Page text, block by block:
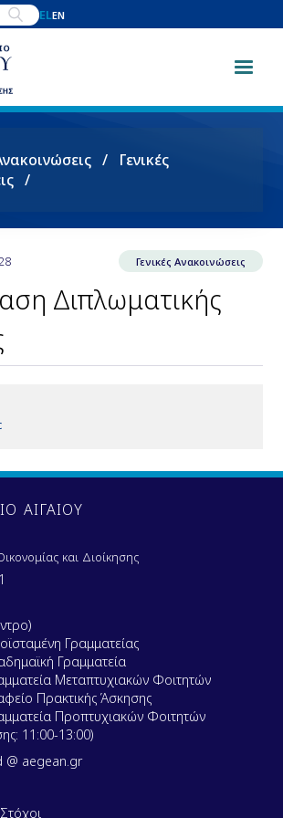
ELEN
Γενικές
Γενικές Ανακοινώσεις
Διπλωματικής
ΑΙΓΑΙΟΥ
και Διοίκησης
Γραμματείας
Γραμματεία
Μεταπτυχιακών Φοιτητών
Πρακτικής Άσκησης
Προπτυχιακών Φοιτητών
11:00-13:00)
@ aegean.gr